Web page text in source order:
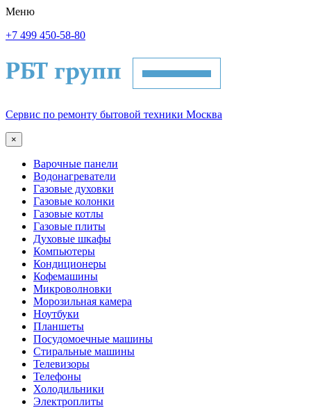
Меню
+7 499 450-58-80
Сервис по ремонту бытовой техники Москва
×
Варочные панели
Водонагреватели
Газовые духовки
Газовые колонки
Газовые котлы
Газовые плиты
Духовые шкафы
Компьютеры
Кондиционеры
Кофемашины
Микроволновки
Морозильная камера
Ноутбуки
Планшеты
Посудомоечные машины
Стиральные машины
Телевизоры
Телефоны
Холодильники
Электроплиты